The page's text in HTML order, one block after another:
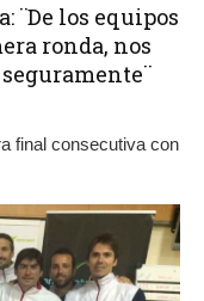
¨De los equipos
ronda, nos
final consecutiva con